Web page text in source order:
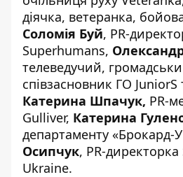
діячка, ветеранка,
Соломія Буй, PR-
Superhumans,
телеведучий,
співзасновник ГО
Катерина Шпачук, PR-
Gulliver, Катерина
департаменту «Брокард-
Осипчук, PR-директорка
Ukraine.